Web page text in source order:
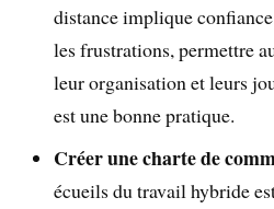
distance implique
les frustrations, permettre
leur organisation et leurs
est une bonne pratique.
Créer une charte de
écueils du travail hybride